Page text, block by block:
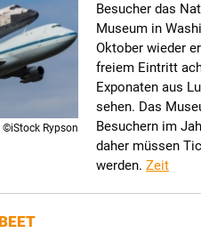
©iStock Rypson
Besucher das
Museum in
Oktober wieder
freiem Eintritt
Exponaten aus
sehen. Das
Besuchern im
daher müssen
werden. Zeit